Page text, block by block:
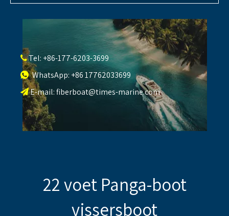
Tel: +86-177-6203-3699
WhatsApp: +86 17762033699
E-mail:fiberboat@times-marine.com
22 voet Panga-boot
vissersboot